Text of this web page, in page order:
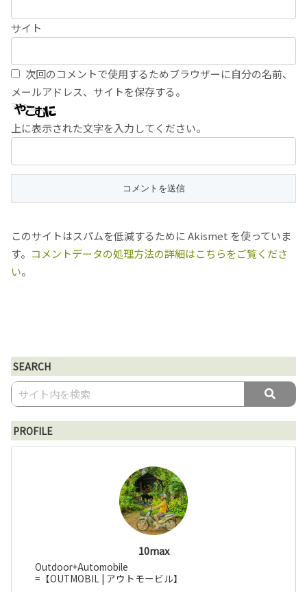
サイト
次回のコメントで使用するためブラウザーに自分の名前、
メールアドレス、サイトを保存する。
上に表示された文字を入力してください。
このサイトはスパムを低減するために Akismet を使っていま
す。 コメントデータの処理方法の詳細はこちらをご覧くださ
い。
SEARCH
PROFILE
10max
Outdoor+Automobile
=【OUTMOBIL | アウトモービル】